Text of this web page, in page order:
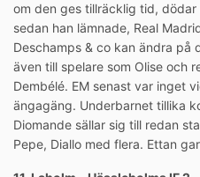
om den ges tillräcklig tid,
sedan han lämnade, Real
Deschamps & co kan ändra på
även till spelare som Olise och
Dembélé. EM senast var inget
ängagäng. Underbarnet tillika
Diomande sällar sig till redan
Pepe, Diallo med flera. Ettan